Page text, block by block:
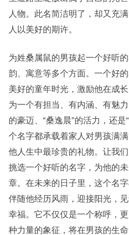
人物。此名简洁明了，却又充
人以美好的期许。
为姓桑属鼠的男孩起一个好听
韵、寓意等多个方面。一个好
美好的童年时光，激励他在成
为一个有担当、有内涵、有魅
的豪迈、“桑逸晨”的活力，还是
个名字都承载着家人对男孩满
他人生中最珍贵的礼物。让我
挑选一个好听的名字，为他的
章。在未来的日子里，这个名
伴随他经历风雨，迎接阳光，
幸福。它不仅仅是一个称呼，
种力量的象征，将在男孩的生